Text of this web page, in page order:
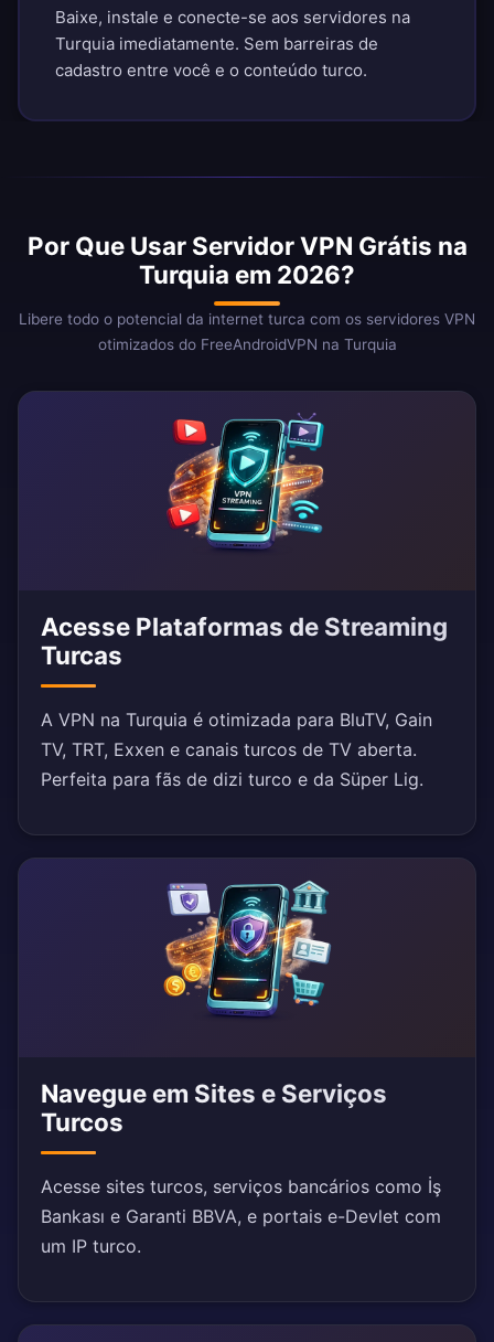
Baixe, instale e conecte-se aos servidores na
Turquia imediatamente. Sem barreiras de
cadastro entre você e o conteúdo turco.
Por Que Usar Servidor VPN Grátis na
Turquia em 2026?
Libere todo o potencial da internet turca com os servidores VPN
otimizados do FreeAndroidVPN na Turquia
Acesse Plataformas de Streaming
Turcas
A VPN na Turquia é otimizada para BluTV, Gain
TV, TRT, Exxen e canais turcos de TV aberta.
Perfeita para fãs de dizi turco e da Süper Lig.
Navegue em Sites e Serviços
Turcos
Acesse sites turcos, serviços bancários como İş
Bankası e Garanti BBVA, e portais e-Devlet com
um IP turco.